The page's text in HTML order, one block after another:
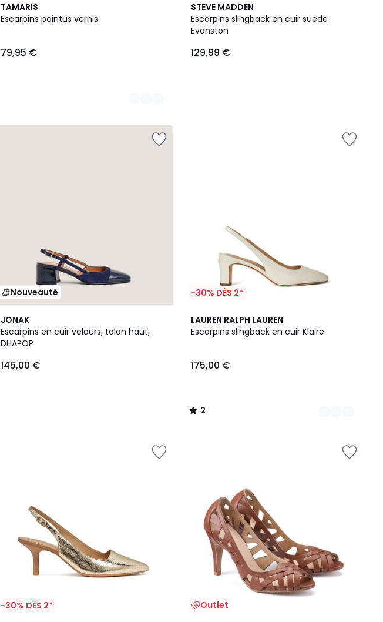
TAMARIS
Escarpins pointus vernis
79,95 €
2
Couleurs
STEVE MADDEN
Escarpins slingback en cuir suède
Evanston
129,99 €
Nouveauté
JONAK
Escarpins en cuir velours, talon haut,
DHAPOP
145,00 €
-30% DÈS 2*
LAUREN RALPH LAUREN
Escarpins slingback en cuir Klaire
175,00 €
2
/
3
Couleurs
2
/
-30% DÈS 2* Outlet